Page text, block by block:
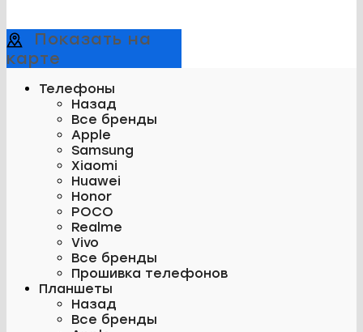
Показать на
карте
Телефоны
Назад
Все бренды
Apple
Samsung
Xiaomi
Huawei
Honor
POCO
Realme
Vivo
Все бренды
Прошивка телефонов
Планшеты
Назад
Все бренды